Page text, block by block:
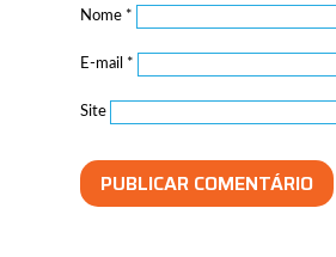
Nome *
E-mail *
Site